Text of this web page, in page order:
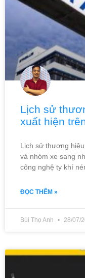
Lịch sử
xuất hiện
Lịch sử thương
và nhóm xe sang
công nghệ ty khí
ĐỌC THÊM »
Bùi Thọ Anh 28/07/